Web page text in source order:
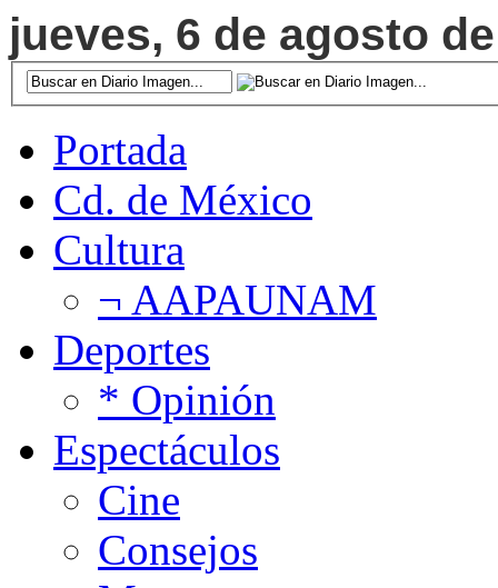
jueves, 6 de agosto
Portada
Cd. de México
Cultura
¬ AAPAUNAM
Deportes
* Opinión
Espectáculos
Cine
Consejos